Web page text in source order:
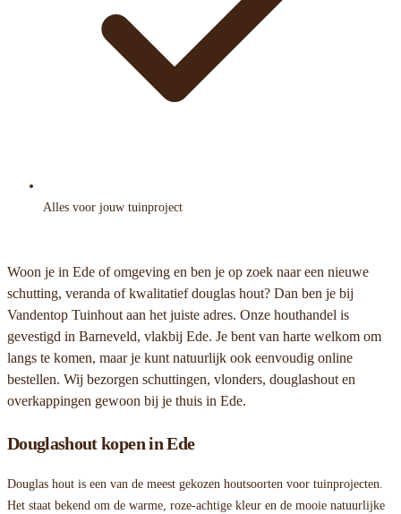
Alles voor jouw tuinproject
Woon je in Ede of omgeving en ben je op zoek naar een nieuwe
schutting, veranda of kwalitatief douglas hout? Dan ben je bij
Vandentop Tuinhout aan het juiste adres. Onze houthandel is
gevestigd in Barneveld, vlakbij Ede. Je bent van harte welkom om
langs te komen, maar je kunt natuurlijk ook eenvoudig online
bestellen. Wij bezorgen schuttingen, vlonders, douglashout en
overkappingen gewoon bij je thuis in Ede.
Douglashout kopen in Ede
Douglas hout is een van de meest gekozen houtsoorten voor tuinprojecten.
Het staat bekend om de warme, roze-achtige kleur en de mooie natuurlijke